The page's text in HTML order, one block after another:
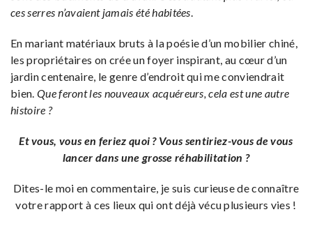
ces serres n’avaient jamais été habitées.
En mariant matériaux bruts à la poésie d’un mobilier chiné,
les propriétaires on crée un foyer inspirant, au cœur d’un
jardin centenaire, le genre d’endroit qui me conviendrait
bien. Que feront les nouveaux acquéreurs, cela est une autre
histoire ?
Et vous, vous en feriez quoi ? Vous sentiriez-vous de vous
lancer dans une grosse réhabilitation ?
Dites-le moi en commentaire, je suis curieuse de connaître
votre rapport à ces lieux qui ont déjà vécu plusieurs vies !